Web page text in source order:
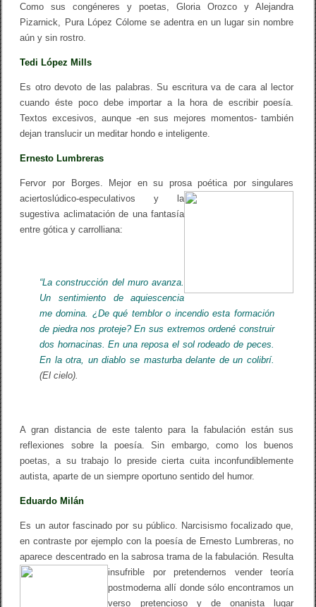
Como sus congéneres y poetas, Gloria Orozco y Alejandra
Pizarnick, Pura López Cólome se adentra en un lugar sin nombre
aún y sin rostro.
Tedi López Mills
Es otro devoto de las palabras. Su escritura va de cara al lector
cuando éste poco debe importar a la hora de escribir poesía.
Textos excesivos, aunque -en sus mejores momentos- también
dejan translucir un meditar hondo e inteligente.
Ernesto Lumbreras
Fervor por Borges. Mejor en su prosa poética por singulares
aciertoslúdico-especulativos y la
sugestiva aclimatación de una fantasía
entre gótica y carrolliana:
“La construcción del muro avanza.
Un sentimiento de aquiescencia
me domina. ¿De qué temblor o incendio esta formación
de piedra nos proteje? En sus extremos ordené construir
dos hornacinas. En una reposa el sol rodeado de peces.
En la otra, un diablo se masturba delante de un colibrí.
(El cielo).
A gran distancia de este talento para la fabulación están sus
reflexiones sobre la poesía. Sin embargo, como los buenos
poetas, a su trabajo lo preside cierta cuita inconfundiblemente
autista, aparte de un siempre oportuno sentido del humor.
Eduardo Milán
Es un autor fascinado por su público. Narcisismo focalizado que,
en contraste por ejemplo con la poesía de Ernesto Lumbreras, no
aparece descentrado en la sabrosa trama de la fabulación. Resulta
insufrible por pretendernos vender teoría
postmoderna allí donde sólo encontramos un
verso pretencioso y de onanista lugar